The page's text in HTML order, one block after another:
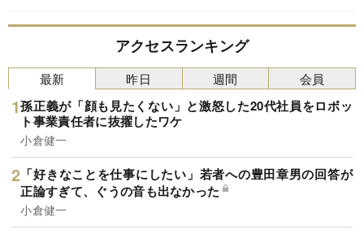
し、壮絶経験なし。流されて就職するもたった2
ヵ月でギブアップ。そんなふつうの人が、どのよ
うに好きなボードゲームを突き詰め、強みを仕事
に変え、好きなことで「食える」ようになったの
か……。この連載では、『戦略と情熱で仕事をつ
くるーー自分の強みを見つけて自由に生きる技
術』から一部を編集してご紹介します。
アクセスランキング
最新
孫正義が「顔も見たくない」と激怒した20代社員をロボッ
ト事業責任者に抜擢したワケ
小倉健一
「好きなことを仕事にしたい」若者への豊田章男の回答が
正論すぎて、ぐうの音も出なかった
小倉健一
昨日 週間 会員